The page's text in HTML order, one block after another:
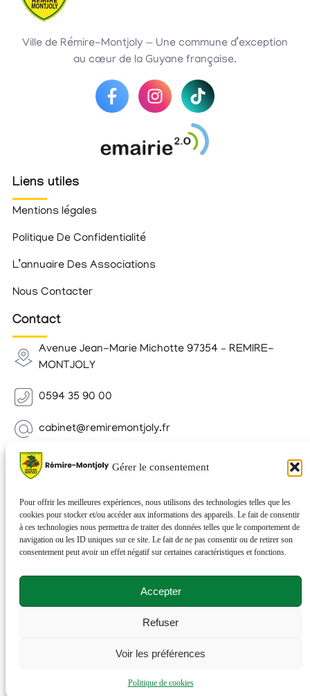
Gérer le consentement
Pour offrir les meilleures expériences, nous utilisons des technologies telles que les
cookies pour stocker et/ou accéder aux informations des appareils. Le fait de consentir
à ces technologies nous permettra de traiter des données telles que le comportement de
navigation ou les ID uniques sur ce site. Le fait de ne pas consentir ou de retirer son
consentement peut avoir un effet négatif sur certaines caractéristiques et fonctions.
Accepter
Refuser
Voir les préférences
Politique de cookies
Ville de Rémire-Montjoly — Une commune d’exception
au cœur de la Guyane française.
Liens utiles
Mentions légales
Politique De Confidentialité
L’annuaire Des Associations
Nous Contacter
Contact
Avenue Jean-Marie Michotte 97354 – REMIRE-
MONTJOLY
0594 35 90 00
cabinet@remiremontjoly.fr
Newsletter
nouvelles de votre commune.
réalisé parNetactions